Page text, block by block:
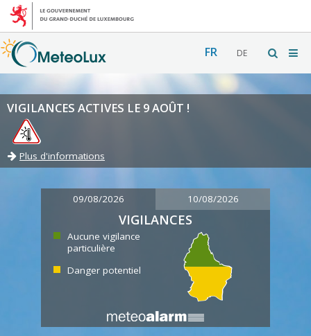
FR DE
VIGILANCES ACTIVES LE 9 AOÛT !
Plus d'informations
09/08/2026 10/08/2026
VIGILANCES
Aucune vigilance
particulière
Danger potentiel